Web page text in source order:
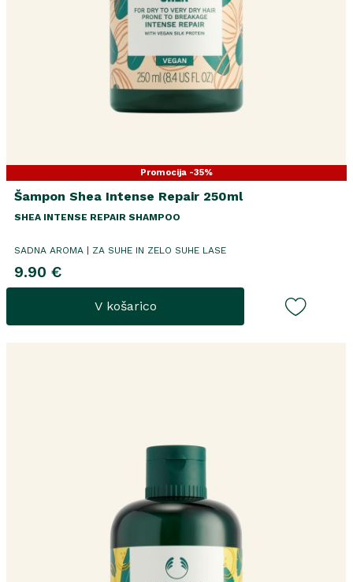
Promocija -35%
Šampon Shea Intense Repair 250ml
SHEA INTENSE REPAIR SHAMPOO
SADNA AROMA | ZA SUHE IN ZELO SUHE LASE
9.90 €
V košarico